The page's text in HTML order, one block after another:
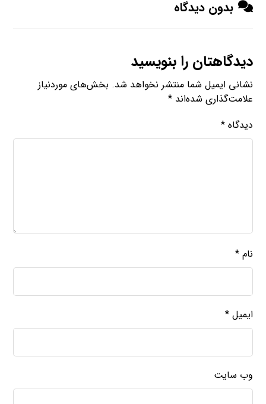
بدون دیدگاه
دیدگاهتان را بنویسید
نشانی ایمیل شما منتشر نخواهد شد. بخش‌های موردنیاز
علامت‌گذاری شده‌اند*
دیدگاه*
نام*
ایمیل*
وب‌ سایت